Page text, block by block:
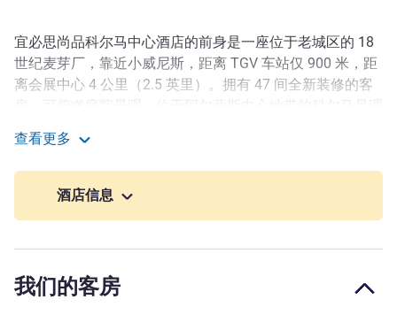
描述
宜必思尚品科尔马中心酒店的前身是一座位于老城区的 18
世纪麦芽厂，靠近小威尼斯，距离 TGV 车站仅 900 米，距
离会展中心 4 公里（2.5 英里）。拥有 47 间全新装修的客
堡 74 公里（46 英里），距离欧洲公园不到 1 小时路程！
从我们酒店出发，您可以轻松探访周边的小村庄
从我们酒店步行 5 分钟即可到达 Unterlinden 博物馆和
尔马魅力的半木结构房屋。 别忘了品尝当地美食！我们的
味美食。光顾我们的酒吧或露台，品尝小吃。
查看更多
酒店信息
我们的客房